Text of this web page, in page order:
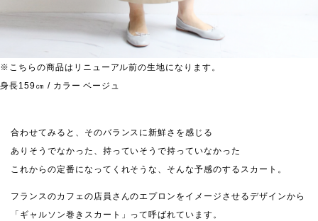
※こちらの商品はリニューアル前の生地になります。
身長159㎝ / カラー ベージュ
合わせてみると、そのバランスに新鮮さを感じる
ありそうでなかった、持っていそうで持っていなかった
これからの定番になってくれそうな、そんな予感のするスカート。
フランスのカフェの店員さんのエプロンをイメージさせるデザインから
「ギャルソン巻きスカート」って呼ばれています。